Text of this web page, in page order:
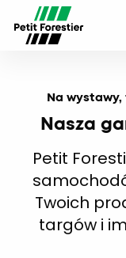
Na
Nasza
Petit
Twoich
targów i